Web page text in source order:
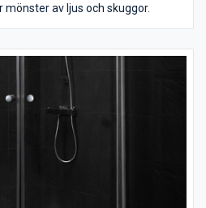
av ljus och skuggor.